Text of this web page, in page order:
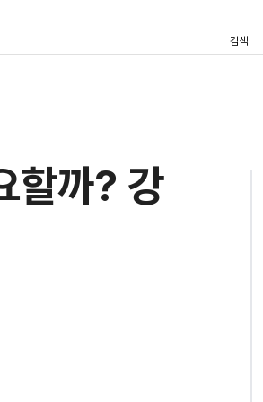
검색
할까? 강